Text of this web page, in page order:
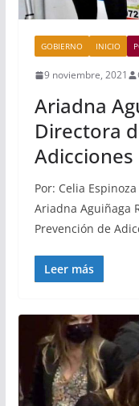
GOBIERNO INICIO
9 noviembre, 2021
Ariadna
Directora
Adicciones
Por: Celia
Ariadna Aguiñaga
Prevención de
Leer más